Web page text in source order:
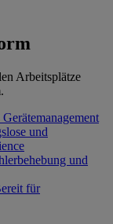
Arbeitsplätze
und
und
für